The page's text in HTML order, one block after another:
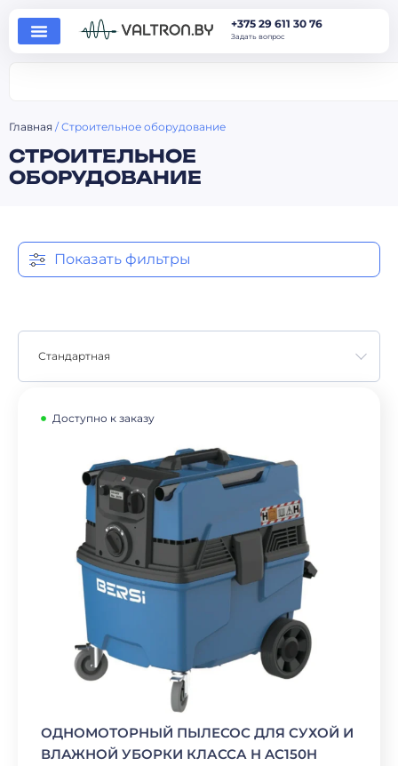
+375 29 611 30 76
Задать вопрос
Главная / Строительное оборудование
СТРОИТЕЛЬНОЕ
ОБОРУДОВАНИЕ
Показать фильтры
Стандартная
Доступно к заказу
ОДНОМОТОРНЫЙ ПЫЛЕСОС ДЛЯ СУХОЙ И
ВЛАЖНОЙ УБОРКИ КЛАССА H AC150H